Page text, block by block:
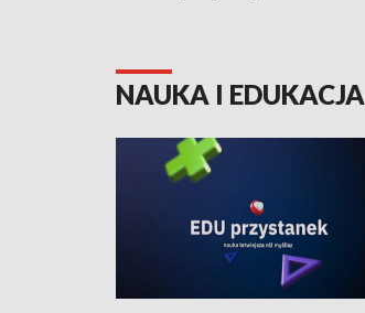
NAUKA I EDUKACJA